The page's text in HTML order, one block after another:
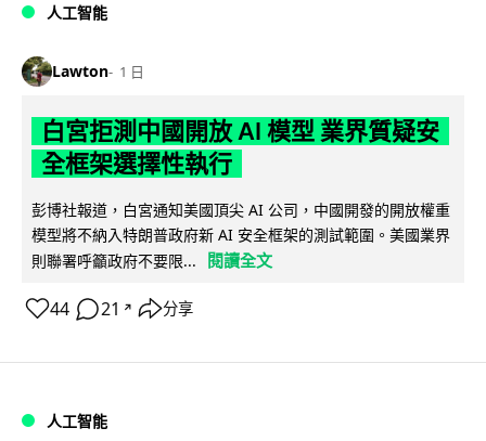
人工智能
Lawton 1 日
白宮拒測中國開放 AI 模型 業界質疑安
全框架選擇性執行
彭博社報道，白宮通知美國頂尖 AI 公司，中國開發的開放權重
模型將不納入特朗普政府新 AI 安全框架的測試範圍。美國業界
則聯署呼籲政府不要限...
閱讀全文
44 21 ↗ 分享
人工智能